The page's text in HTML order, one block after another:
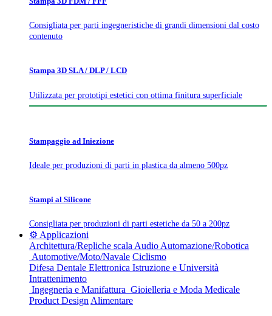
Consigliata per parti ingegneristiche di grandi dimensioni dal costo
contenuto
Stampa 3D SLA / DLP / LCD
Utilizzata per prototipi estetici con ottima finitura superficiale
Stampaggio ad Iniezione
Ideale per produzioni di parti in plastica da almeno 500pz
Stampi al Silicone
Consigliata per produzioni di parti estetiche da 50 a 200pz
⚙️ Applicazioni
Architettura/Repliche scala Audio Automazione/Robotica
Automotive/Moto/Navale Ciclismo
Difesa Dentale Elettronica Istruzione e Università
Intrattenimento
Ingegneria e Manifattura Gioielleria e Moda Medicale
Product Design Alimentare